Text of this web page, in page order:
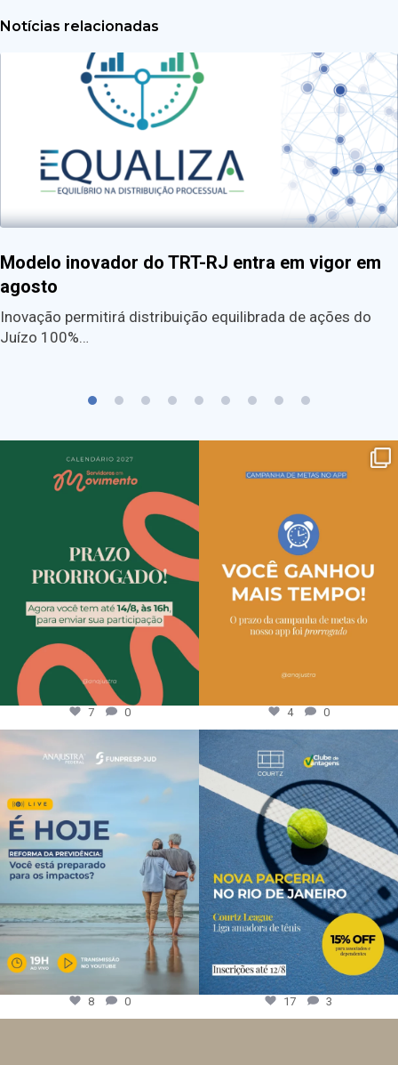
Notícias relacionadas
Modelo inovador do TRT-RJ entra em vigor em
agosto
Inovação permitirá distribuição equilibrada de ações do
Juízo 100%…
7 0 4 0
8 0 17 3